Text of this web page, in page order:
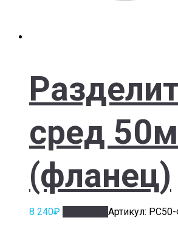
сред
(фланец)
8 240₽ Артикул: